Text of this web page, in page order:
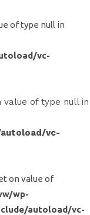
of type null in
vc-
of type null in
vc-
on value of
wp-
autoload/vc-